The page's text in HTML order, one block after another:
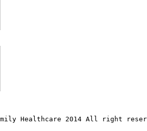
Healthcare 2014 All right